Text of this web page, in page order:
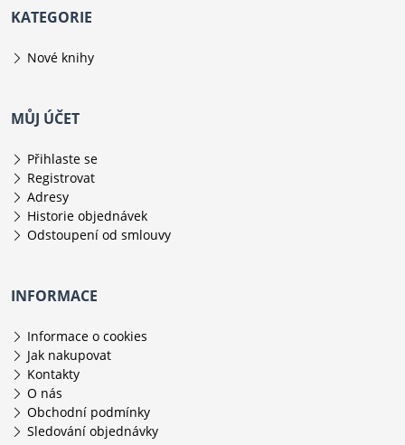
KATEGORIE
Nové knihy
MŮJ ÚČET
Přihlaste se
Registrovat
Adresy
Historie objednávek
Odstoupení od smlouvy
INFORMACE
Informace o cookies
Jak nakupovat
Kontakty
O nás
Obchodní podmínky
Sledování objednávky